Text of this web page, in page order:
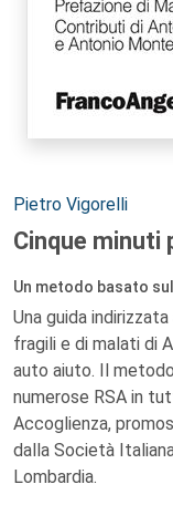
Autori:
Pietro Vigorelli
Cinque minuti
Un metodo basato
Una guida
fragili e di malati di
auto aiuto. Il
numerose RSA in
Accoglienza,
dalla Società
Lombardia.